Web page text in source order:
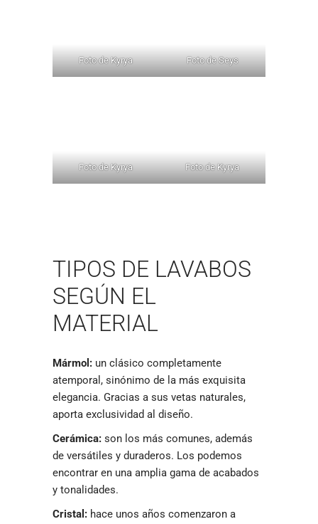
Foto de Kyrya Foto de Seys
Foto de Kyrya Foto de Kyrya
TIPOS DE LAVABOS
SEGÚN EL
MATERIAL
Mármol: un clásico completamente
atemporal, sinónimo de la más exquisita
elegancia. Gracias a sus vetas naturales,
aporta exclusividad al diseño.
Cerámica: son los más comunes, además
de versátiles y duraderos. Los podemos
encontrar en una amplia gama de acabados
y tonalidades.
Cristal: hace unos años comenzaron a